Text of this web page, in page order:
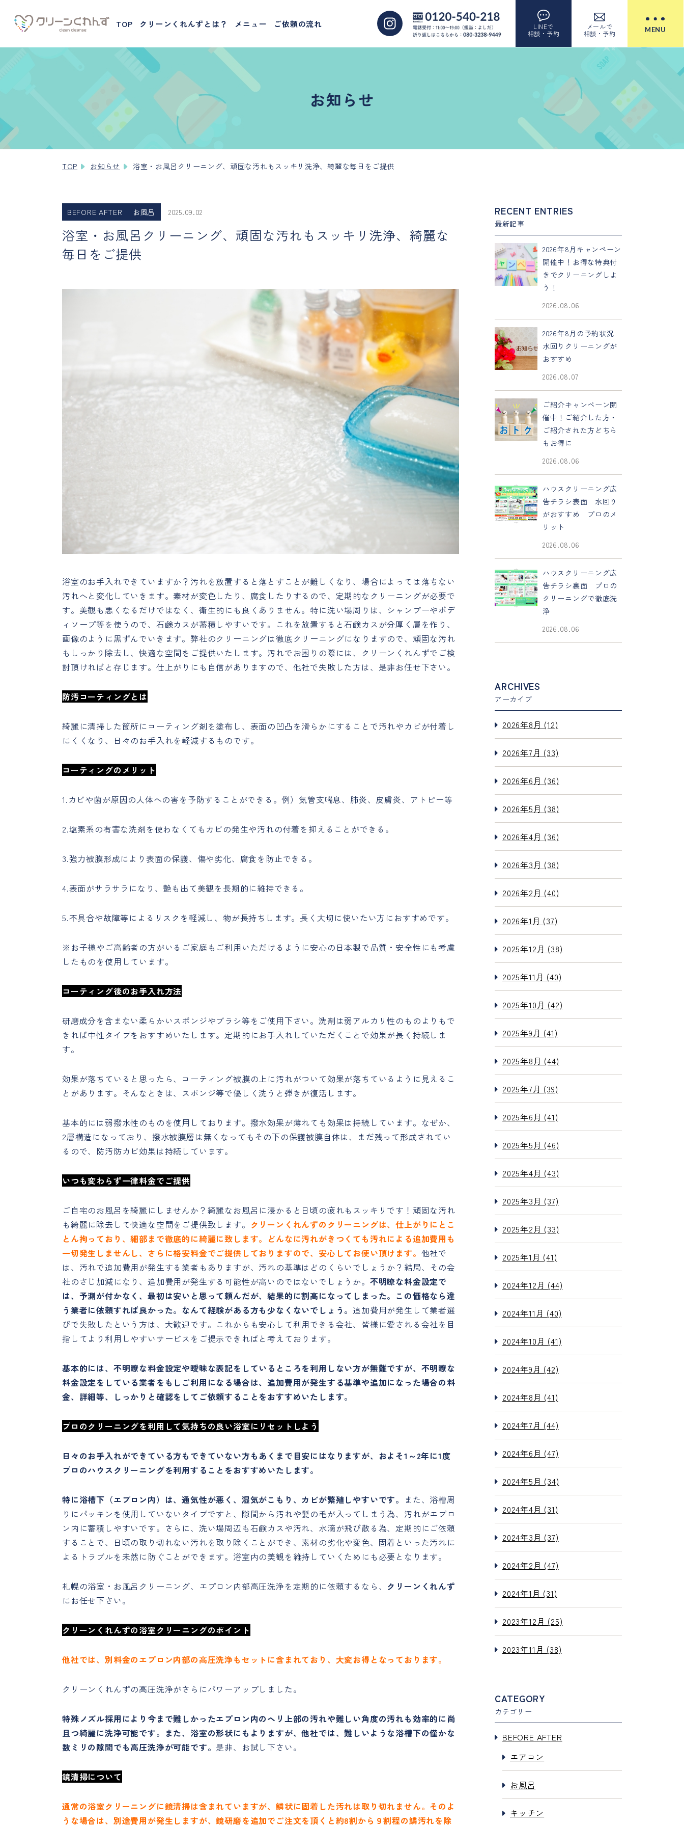
TOP クリーンくれんずとは？ メニュー ご依頼の流れ
LINEで
相談・予約
メールで
相談・予約
MENU
お知らせ
TOP お知らせ 浴室・お風呂クリーニング、頑固な汚れもスッキリ洗浄、綺麗な毎日をご提供
BEFORE AFTER お風呂 2025.09.02
浴室・お風呂クリーニング、頑固な汚れもスッキリ洗浄、綺麗な
毎日をご提供
浴室のお手入れできていますか？汚れを放置すると落とすことが難しくなり、場合によっては落ちない
汚れへと変化していきます。素材が変色したり、腐食したりするので、定期的なクリーニングが必要で
す。美観も悪くなるだけではなく、衛生的にも良くありません。特に洗い場周りは、シャンプーやボデ
ィソープ等を使うので、石鹸カスが蓄積しやすいです。これを放置すると石鹸カスが分厚く層を作り、
画像のように黒ずんでいきます。弊社のクリーニングは徹底クリーニングになりますので、頑固な汚れ
もしっかり除去し、快適な空間をご提供いたします。汚れでお困りの際には、クリーンくれんずでご検
討頂ければと存じます。仕上がりにも自信がありますので、他社で失敗した方は、是非お任せ下さい。
防汚コーティングとは
綺麗に清掃した箇所にコーティング剤を塗布し、表面の凹凸を滑らかにすることで汚れやカビが付着し
にくくなり、日々のお手入れを軽減するものです。
コーティングのメリット
1.カビや菌が原因の人体への害を予防することができる。例）気管支喘息、肺炎、皮膚炎、アトピー等
2.塩素系の有害な洗剤を使わなくてもカビの発生や汚れの付着を抑えることができる。
3.強力被膜形成により表面の保護、傷や劣化、腐食を防止できる。
4.表面がサラサラになり、艶も出て美観を長期的に維持できる。
5.不具合や故障等によるリスクを軽減し、物が長持ちします。長く大切に使いたい方におすすめです。
※お子様やご高齢者の方がいるご家庭もご利用いただけるように安心の日本製で品質・安全性にも考慮
したものを使用しています。
コーティング後のお手入れ方法
研磨成分を含まない柔らかいスポンジやブラシ等をご使用下さい。洗剤は弱アルカリ性のものよりもで
きれば中性タイプをおすすめいたします。定期的にお手入れしていただくことで効果が長く持続しま
す。
効果が落ちていると思ったら、コーティング被膜の上に汚れがついて効果が落ちているように見えるこ
とがあります。そんなときは、スポンジ等で優しく洗うと弾きが復活します。
基本的には弱撥水性のものを使用しております。撥水効果が薄れても効果は持続しています。なぜか、
2層構造になっており、撥水被膜層は無くなってもその下の保護被膜自体は、まだ残って形成されてい
るので、防汚防カビ効果は持続しています。
いつも変わらず一律料金でご提供
ご自宅のお風呂を綺麗にしませんか？綺麗なお風呂に浸かると日頃の疲れもスッキリです！頑固な汚れ
も綺麗に除去して快適な空間をご提供致します。 クリーンくれんずのクリーニングは、仕上がりにとこ
とん拘っており、細部まで徹底的に綺麗に致します。どんなに汚れがきつくても汚れによる追加費用も
一切発生しませんし、さらに格安料金でご提供しておりますので、安心してお使い頂けます。 他社で
は、汚れで追加費用が発生する業者もありますが、汚れの基準はどのくらいでしょうか？結局、その会
社のさじ加減になり、追加費用が発生する可能性が高いのではないでしょうか。 不明瞭な料金設定で
は、予測が付かなく、最初は安いと思って頼んだが、結果的に割高になってしまった。この価格なら違
う業者に依頼すれば良かった。なんて経験がある方も少なくないでしょう。追加費用が発生して業者選
びで失敗したという方は、大歓迎です。これからも安心して利用できる会社、皆様に愛される会社を目
指してより利用しやすいサービスをご提示できればと考えております。
基本的には、不明瞭な料金設定や曖昧な表記をしているところを利用しない方が無難ですが、不明瞭な
料金設定をしている業者をもしご利用になる場合は、追加費用が発生する基準や追加になった場合の料
金、詳細等、しっかりと確認をしてご依頼することをおすすめいたします。
プロのクリーニングを利用して気持ちの良い浴室にリセットしよう
日々のお手入れができている方もできていない方もあくまで目安にはなりますが、およそ1～2年に1度
プロのハウスクリーニングを利用することをおすすめいたします。
特に浴槽下（エプロン内）は、通気性が悪く、湿気がこもり、カビが繁殖しやすいです。 また、浴槽周
りにパッキンを使用していないタイプですと、隙間から汚れや髪の毛が入ってしまう為、汚れがエプロ
ン内に蓄積しやすいです。さらに、洗い場周辺も石鹸カスや汚れ、水滴が飛び散る為、定期的にご依頼
することで、日頃の取り切れない汚れを取り除くことができ、素材の劣化や変色、固着といった汚れに
よるトラブルを未然に防ぐことができます。浴室内の美観を維持していくためにも必要となります。
札幌の浴室・お風呂クリーニング、エプロン内部高圧洗浄を定期的に依頼するなら、 クリーンくれんず
にお任せ下さい。
クリーンくれんずの浴室クリーニングのポイント
他社では、別料金のエプロン内部の高圧洗浄もセットに含まれており、大変お得となっております。
クリーンくれんずの高圧洗浄がさらにパワーアップしました。
特殊ノズル採用により今まで難しかったエプロン内のヘリ上部の汚れや難しい角度の汚れも効率的に尚
且つ綺麗に洗浄可能です。また、浴室の形状にもよりますが、他社では、難しいような浴槽下の僅かな
数ミリの隙間でも高圧洗浄が可能です。 是非、お試し下さい。
鏡清掃について
通常の浴室クリーニングに鏡清掃は含まれていますが、鱗状に固着した汚れは取り切れません。そのよ
うな場合は、別途費用が発生しますが、鏡研磨を追加でご注文を頂くと約8割から９割程の鱗汚れを除
RECENT ENTRIES
最新記事
2026年8月キャンペーン
開催中！お得な特典付
きでクリーニングしよ
う！
2026.08.06
2026年8月の予約状況
水回りクリーニングが
おすすめ
2026.08.07
ご紹介キャンペーン開
催中！ご紹介した方・
ご紹介された方どちら
もお得に
2026.08.06
ハウスクリーニング広
告チラシ表面 水回り
がおすすめ プロのメ
リット
2026.08.06
ハウスクリーニング広
告チラシ裏面 プロの
クリーニングで徹底洗
浄
2026.08.06
ARCHIVES
アーカイブ
2026年8月 (12)
2026年7月 (33)
2026年6月 (36)
2026年5月 (38)
2026年4月 (36)
2026年3月 (38)
2026年2月 (40)
2026年1月 (37)
2025年12月 (38)
2025年11月 (40)
2025年10月 (42)
2025年9月 (41)
2025年8月 (44)
2025年7月 (39)
2025年6月 (41)
2025年5月 (46)
2025年4月 (43)
2025年3月 (37)
2025年2月 (33)
2025年1月 (41)
2024年12月 (44)
2024年11月 (40)
2024年10月 (41)
2024年9月 (42)
2024年8月 (41)
2024年7月 (44)
2024年6月 (47)
2024年5月 (34)
2024年4月 (31)
2024年3月 (37)
2024年2月 (47)
2024年1月 (31)
2023年12月 (25)
2023年11月 (38)
CATEGORY
カテゴリー
BEFORE AFTER
エアコン
お風呂
キッチン